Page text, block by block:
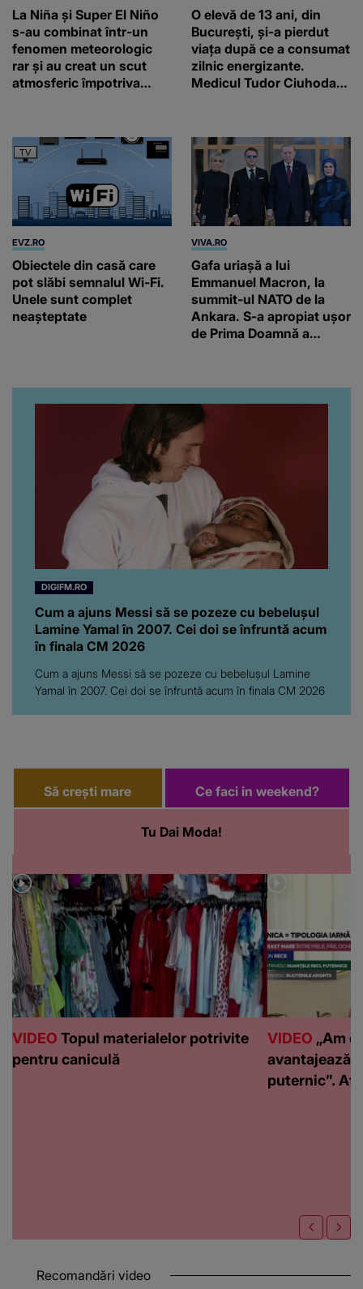
La Niña și Super El Niño
s-au combinat într-un
fenomen meteorologic
rar și au creat un scut
atmosferic împotriva
O elevă de 13 ani, din
București, și-a pierdut
viața după ce a consumat
zilnic energizante.
Medicul Tudor Ciuhodaru
EVZ.RO
Obiectele din casă care
pot slăbi semnalul Wi-Fi.
Unele sunt complet
neașteptate
VIVA.RO
Gafa uriașă a lui
Emmanuel Macron, la
summit-ul NATO de la
Ankara. S-a apropiat ușor
de Prima Doamnă a
înconjurul presei
DIGIFM.RO
Cum a ajuns Messi să se pozeze cu bebelușul
Lamine Yamal în 2007. Cei doi se înfruntă acum
în finala CM 2026
Cum a ajuns Messi să se pozeze cu bebelușul Lamine
Yamal în 2007. Cei doi se înfruntă acum în finala CM 2026
Să crești mare
Tu Dai Moda!
Ce faci in weekend?
VIDEO Topul materialelor potrivite
pentru caniculă
VIDEO „Am
avantajează
puternic”.
Recomandări video